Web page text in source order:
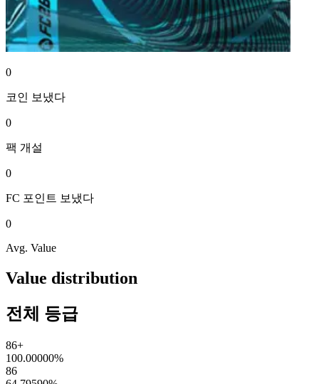
0
코인 보냈다
0
팩 개설
0
FC 포인트 보냈다
0
Avg. Value
Value distribution
전체 등급
86+
100.00000%
86